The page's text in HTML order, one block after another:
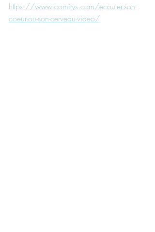
https://www.comitys.com/ecouter-son-
coeur-ou-son-cerveau-video/